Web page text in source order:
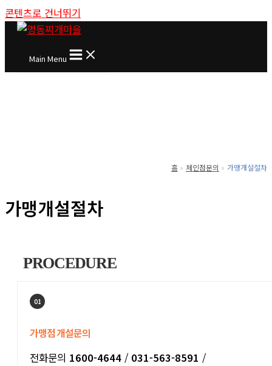
콘텐츠로 건너뛰기
Main Menu
홈 체인점문의 가맹개설절차
가맹개설절차
PROCEDURE
01
가맹점 개설문의
전화문의 1600-4644 / 031-563-8591 /